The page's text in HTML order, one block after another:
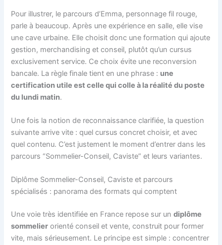
Pour illustrer, le parcours d’Emma, personnage fil rouge,
parle à beaucoup. Après une expérience en salle, elle vise
une cave urbaine. Elle choisit donc une formation qui ajoute
gestion, merchandising et conseil, plutôt qu’un cursus
exclusivement service. Ce choix évite une reconversion
bancale. La règle finale tient en une phrase : une
certification utile est celle qui colle à la réalité du poste
du lundi matin.
Une fois la notion de reconnaissance clarifiée, la question
suivante arrive vite : quel cursus concret choisir, et avec
quel contenu. C’est justement le moment d’entrer dans les
parcours “Sommelier-Conseil, Caviste” et leurs variantes.
Diplôme Sommelier-Conseil, Caviste et parcours
spécialisés : panorama des formats qui comptent
Une voie très identifiée en France repose sur undiplôme
sommelier orienté conseil et vente, construit pour former
vite, mais sérieusement. Le principe est simple : concentrer